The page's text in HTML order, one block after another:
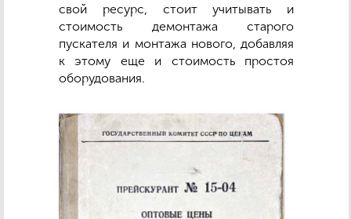
свой ресурс, стоит учитывать и
стоимость демонтажа старого
пускателя и монтажа нового, добавляя
к этому еще и стоимость простоя
оборудования.